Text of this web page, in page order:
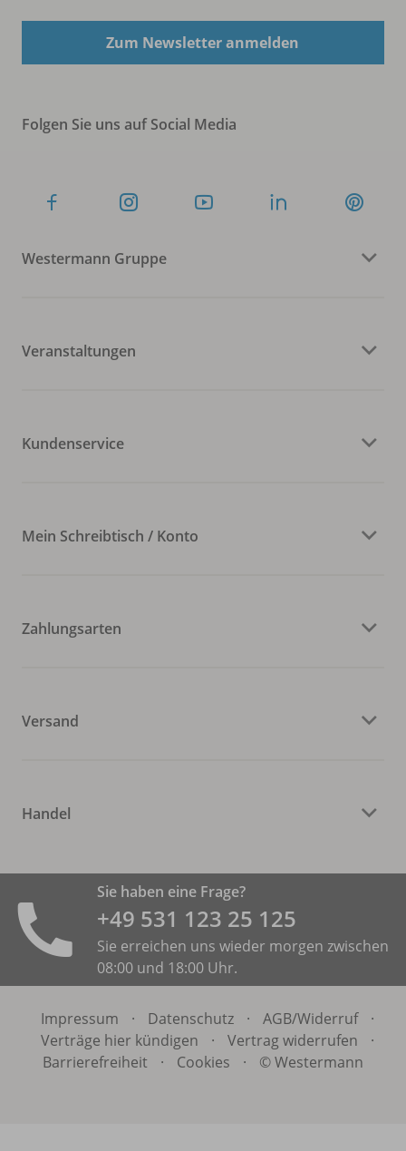
Zum Newsletter anmelden
Folgen Sie uns auf Social Media
Westermann Gruppe
Veranstaltungen
Kundenservice
Mein Schreibtisch / Konto
Zahlungsarten
Versand
Handel
Sie haben eine Frage?
+49 531 ­123 25 125
Sie erreichen uns wieder morgen zwischen
08:00 und 18:00 Uhr.
Impressum · Datenschutz · AGB/Widerruf
·
Verträge hier kündigen
· Vertrag widerrufen
·
Barrierefreiheit
· Cookies · © Westermann